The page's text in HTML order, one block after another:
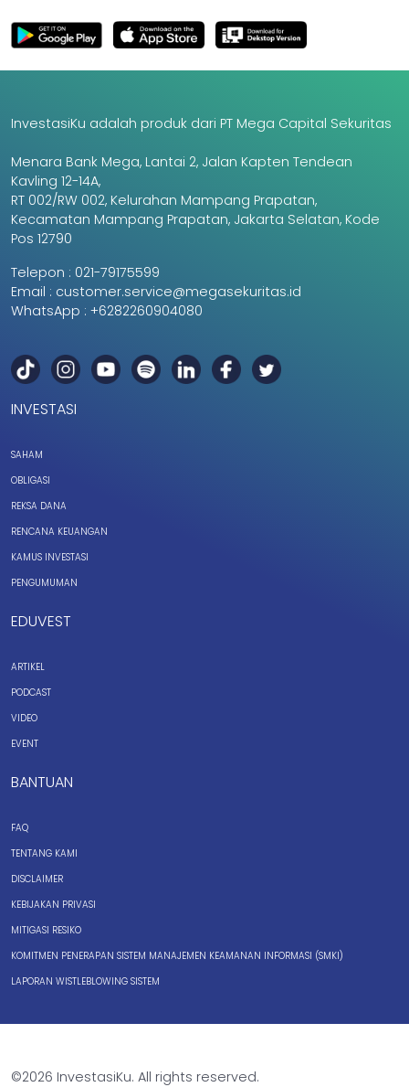
InvestasiKu adalah produk dari PT Mega Capital Sekuritas
Menara Bank Mega, Lantai 2, Jalan Kapten Tendean
Kavling 12-14A,
RT 002/RW 002, Kelurahan Mampang Prapatan,
Kecamatan Mampang Prapatan, Jakarta Selatan, Kode
Pos 12790
Telepon : 021-79175599
Email : customer.service@megasekuritas.id
WhatsApp : +6282260904080
INVESTASI
SAHAM
OBLIGASI
REKSA DANA
RENCANA KEUANGAN
KAMUS INVESTASI
PENGUMUMAN
EDUVEST
ARTIKEL
PODCAST
VIDEO
EVENT
BANTUAN
FAQ
TENTANG KAMI
DISCLAIMER
KEBIJAKAN PRIVASI
MITIGASI RESIKO
KOMITMEN PENERAPAN SISTEM MANAJEMEN KEAMANAN INFORMASI (SMKI)
LAPORAN WISTLEBLOWING SISTEM
©2026 InvestasiKu. All rights reserved.